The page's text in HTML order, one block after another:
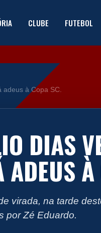
CLUBE FUTEBOL
à Copa SC.
DIAS
virada, na tarde
por Zé Eduardo.